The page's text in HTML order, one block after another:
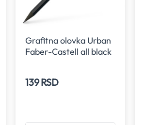
Grafitna olovka Urban
Faber-Castell all black
139 RSD